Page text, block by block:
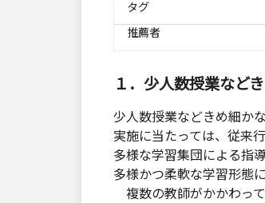
タグ
推薦者
１．少人数授業など
少人数授業などきめ細か
実施に当たっては、従来
多様な学習集団による指
多様かつ柔軟な学習形態
複数の教師がかかわっ